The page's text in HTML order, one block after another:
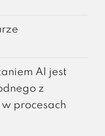
AI jest
z
procesach